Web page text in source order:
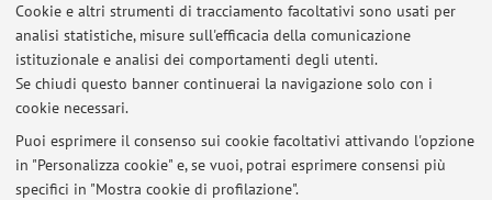
Cookie e altri strumenti di tracciamento facoltativi sono usati per
analisi statistiche, misure sull'efficacia della comunicazione
istituzionale e analisi dei comportamenti degli utenti.
Se chiudi questo banner continuerai la navigazione solo con i
cookie necessari.
Puoi esprimere il consenso sui cookie facoltativi attivando l'opzione
in "Personalizza cookie" e, se vuoi, potrai esprimere consensi più
specifici in "Mostra cookie di profilazione".
Dipartimento di Ingegneria Civile, Chimica, Ambientale e
dei Materiali
Viale del Risorgimento 2, Bologna -
Vai alla mappa
Ultimi avvisi